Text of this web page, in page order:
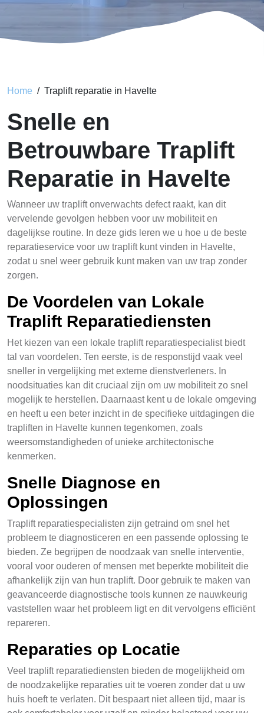
Home Traplift reparatie in Havelte
Snelle en
Betrouwbare Traplift
Reparatie in Havelte
Wanneer uw traplift onverwachts defect raakt, kan dit
vervelende gevolgen hebben voor uw mobiliteit en
dagelijkse routine. In deze gids leren we u hoe u de beste
reparatieservice voor uw traplift kunt vinden in Havelte,
zodat u snel weer gebruik kunt maken van uw trap zonder
zorgen.
De Voordelen van Lokale
Traplift Reparatiediensten
Het kiezen van een lokale traplift reparatiespecialist biedt
tal van voordelen. Ten eerste, is de responstijd vaak veel
sneller in vergelijking met externe dienstverleners. In
noodsituaties kan dit cruciaal zijn om uw mobiliteit zo snel
mogelijk te herstellen. Daarnaast kent u de lokale omgeving
en heeft u een beter inzicht in de specifieke uitdagingen die
trapliften in Havelte kunnen tegenkomen, zoals
weersomstandigheden of unieke architectonische
kenmerken.
Snelle Diagnose en
Oplossingen
Traplift reparatiespecialisten zijn getraind om snel het
probleem te diagnosticeren en een passende oplossing te
bieden. Ze begrijpen de noodzaak van snelle interventie,
vooral voor ouderen of mensen met beperkte mobiliteit die
afhankelijk zijn van hun traplift. Door gebruik te maken van
geavanceerde diagnostische tools kunnen ze nauwkeurig
vaststellen waar het probleem ligt en dit vervolgens efficiënt
repareren.
Reparaties op Locatie
Veel traplift reparatiediensten bieden de mogelijkheid om
de noodzakelijke reparaties uit te voeren zonder dat u uw
huis hoeft te verlaten. Dit bespaart niet alleen tijd, maar is